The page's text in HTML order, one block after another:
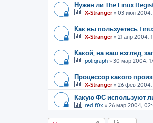
Нужен ли The Linux
X-Stranger» 03 июн 2004,
Как вы пользуетесь
X-Stranger» 21 апр 2004,
Какой, на ваш взгляд,
poligraph » 30 мар 2004,
Процессор какого
X-Stranger» 26 фев 2004,
Какую ФС используют
red f0x » 26 мар 2004,